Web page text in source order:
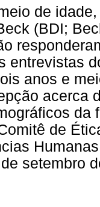
de
(BDI;
entrevistas
anos e
acerca
da
de
setembro